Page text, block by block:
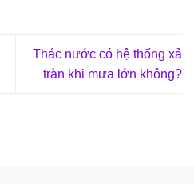
Thác nước có hệ thống xả
tràn khi mưa lớn không?